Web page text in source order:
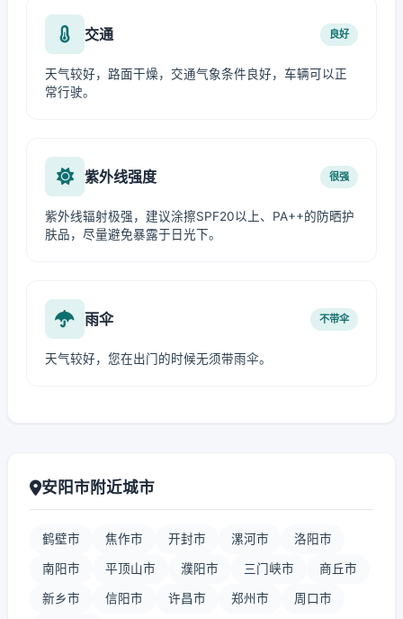
交通 良好
天气较好，路面干燥，交通气象条件良好，车辆可以正
常行驶。
紫外线强度 很强
紫外线辐射极强，建议涂擦SPF20以上、PA++的防晒护
肤品，尽量避免暴露于日光下。
雨伞 不带伞
天气较好，您在出门的时候无须带雨伞。
安阳市附近城市
鹤壁市 焦作市 开封市 漯河市 洛阳市
南阳市 平顶山市 濮阳市 三门峡市 商丘市
新乡市 信阳市 许昌市 郑州市 周口市